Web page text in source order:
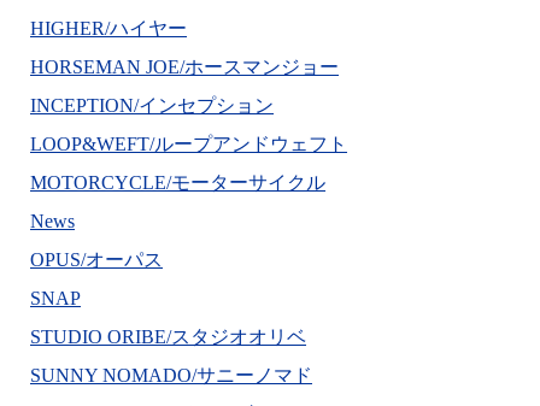
HIGHER/ハイヤー
HORSEMAN JOE/ホースマンジョー
INCEPTION/インセプション
LOOP&WEFT/ループアンドウェフト
MOTORCYCLE/モーターサイクル
News
OPUS/オーパス
SNAP
STUDIO ORIBE/スタジオオリベ
SUNNY NOMADO/サニーノマド